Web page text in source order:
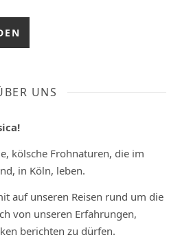
UNS
kölsche Frohnaturen, die im
in Köln, leben.
auf unseren Reisen rund um die
von unseren Erfahrungen,
berichten zu dürfen.